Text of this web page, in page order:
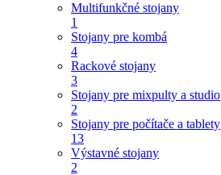
Multifunkčné stojany
1
Stojany pre kombá
4
Rackové stojany
3
Stojany pre mixpulty a studio
2
Stojany pre počítače a tablety
13
Výstavné stojany
2